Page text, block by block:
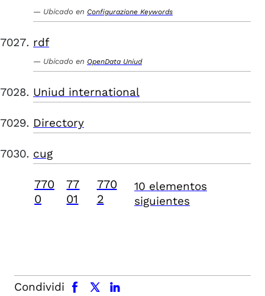
Ubicado en Configurazione Keywords
rdf
Ubicado en OpenData Uniud
Uniud international
Directory
cug
770
0
77
01
770
2
10 elementos
siguientes
Condividi
facebook x.com linkedin